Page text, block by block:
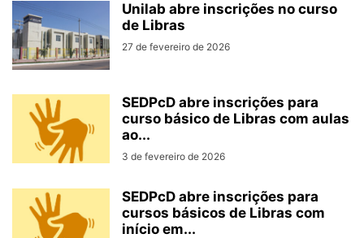
Unilab abre inscrições no curso
de Libras
27 de fevereiro de 2026
SEDPcD abre inscrições para
curso básico de Libras com aulas
ao...
3 de fevereiro de 2026
SEDPcD abre inscrições para
cursos básicos de Libras com
início em...